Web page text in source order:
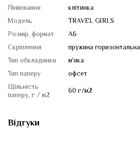
Лініювання
клітинка
Модель
TRAVEL GIRLS
Розмір, формат
A6
Скріплення
пружина горизонтальна
Тип обкладинки
м'яка
Тип паперу
офсет
Щільність
паперу, г / м2
60 г/м2
Відгуки